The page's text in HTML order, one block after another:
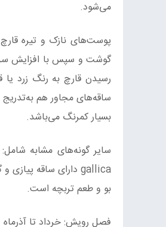
می‌شود.
پوست‌های نازک و تیره
گوشت و سپس با افزایش سن
ساقه‌های مجاور هم
بسیار کمرنگ می‌باشد.
بو و طعم تربچه است.
فصل رویش: خرداد تا آذرماه